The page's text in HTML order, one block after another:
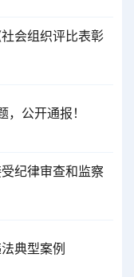
会组织评比表彰
，公开通报！
纪律审查和监察
典型案例